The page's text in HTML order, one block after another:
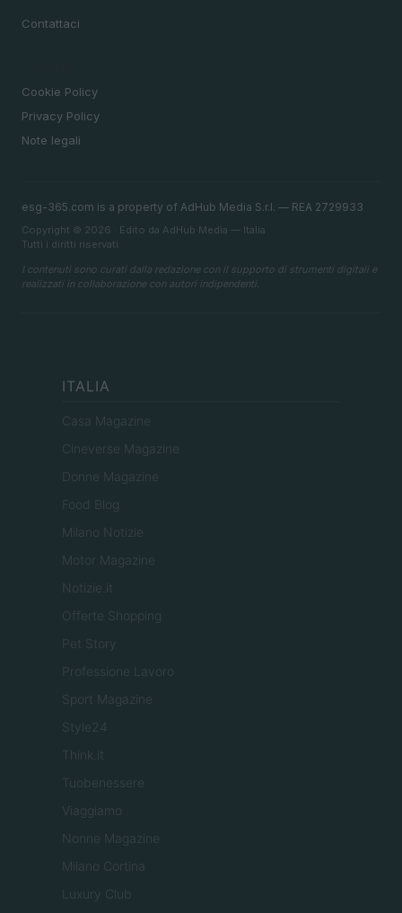
Contattaci
Cookie Policy
Privacy Policy
Note legali
esg-365.com is a property of AdHub Media S.r.l. — REA 2729933
Copyright © 2026 · Edito da AdHub Media — Italia
Tutti i diritti riservati
I contenuti sono curati dalla redazione con il supporto di strumenti digitali e
realizzati in collaborazione con autori indipendenti.
ITALIA
Casa Magazine
Cineverse Magazine
Donne Magazine
Food Blog
Milano Notizie
Motor Magazine
Notizie.it
Offerte Shopping
Pet Story
Professione Lavoro
Sport Magazine
Style24
Think.it
Tuobenessere
Viaggiamo
Nonne Magazine
Milano Cortina
Luxury Club